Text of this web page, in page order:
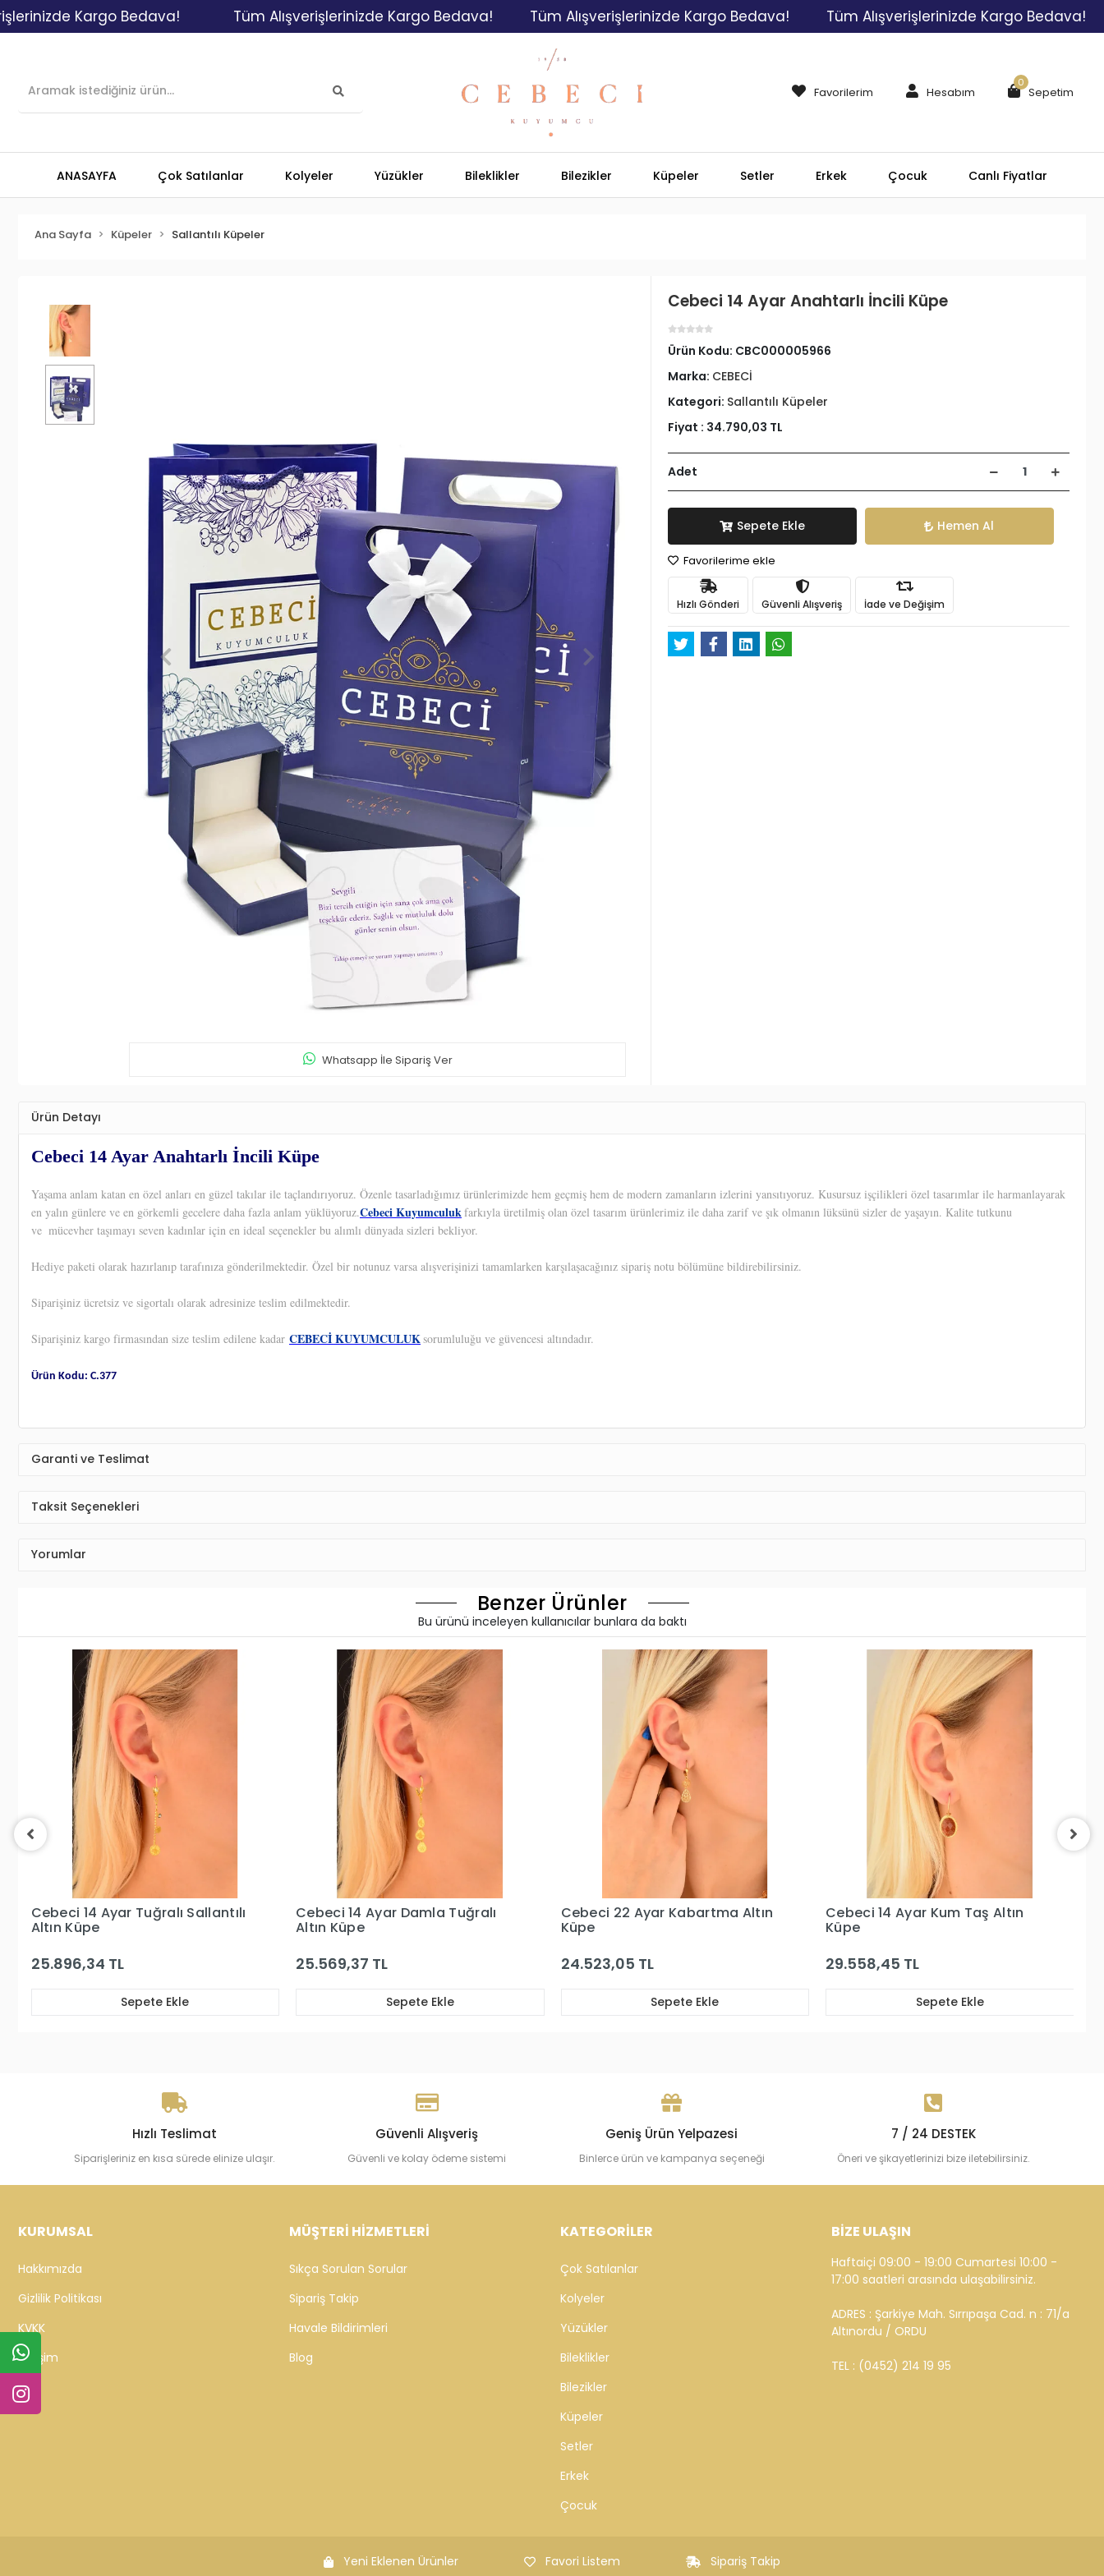
Kargo Bedava! Tüm Alışverişlerinizde Kargo Bedava! Tüm Alışverişlerinizde Kargo Bedava! Tüm Alışverişlerinizde Kargo Bedava!
Favorilerim Hesabım Sepetim
0
ANASAYFA Çok Satılanlar Kolyeler Yüzükler Bileklikler Bilezikler Küpeler Setler Erkek Çocuk Canlı Fiyatlar
Ana Sayfa Küpeler Sallantılı Küpeler
Whatsapp İle Sipariş Ver
Cebeci 14 Ayar Anahtarlı İncili Küpe
Ürün Kodu: CBC000005966
Marka: CEBECİ
Kategori: Sallantılı Küpeler
Fiyat : 34.790,03 TL
Adet
Sepete Ekle Hemen Al
Favorilerime ekle
Hızlı Gönderi Güvenli Alışveriş İade ve Değişim
Ürün Detayı
Cebeci 14 Ayar Anahtarlı İncili Küpe
Yaşama anlam katan en özel anları en güzel takılar ile taçlandırıyoruz. Özenle tasarladığımız ürünlerimizde hem geçmiş hem de modern zamanların izlerini yansıtıyoruz. Kusursuz işçilikleri özel tasarımlar ile harmanlayarak
en yalın günlere ve en görkemli gecelere daha fazla anlam yüklüyoruz.Cebeci Kuyumculukfarkıyla üretilmiş olan özel tasarım ürünlerimiz ile daha zarif ve şık olmanın lüksünü sizler de yaşayın. Kalite tutkunu
ve mücevher taşımayı seven kadınlar için en ideal seçenekler bu alımlı dünyada sizleri bekliyor.
Hediye paketi olarak hazırlanıp tarafınıza gönderilmektedir. Özel bir notunuz varsa alışverişinizi tamamlarken karşılaşacağınız sipariş notu bölümüne bildirebilirsiniz.
Siparişiniz ücretsiz ve sigortalı olarak adresinize teslim edilmektedir.
Siparişiniz kargo firmasından size teslim edilene kadar CEBECİ KUYUMCULUKsorumluluğu ve güvencesi altındadır.
Ürün Kodu: C.377
Garanti ve Teslimat
Taksit Seçenekleri
Yorumlar
Benzer Ürünler
Bu ürünü inceleyen kullanıcılar bunlara da baktı
Cebeci 14 Ayar Damla Tuğralı
Altın Küpe
25.569,37 TL
Sepete Ekle
Cebeci 22 Ayar Kabartma Altın
Küpe
24.523,05 TL
Sepete Ekle
Cebeci 14 Ayar Kum Taş Altın
Küpe
29.558,45 TL
Sepete Ekle
Cebeci 14 Ayar Kahverengi Taşlı
Set Küpe
33.416,74 TL
Sepete Ekle
Hızlı Teslimat
Siparişleriniz en kısa sürede elinize ulaşır.
Güvenli Alışveriş
Güvenli ve kolay ödeme sistemi
Geniş Ürün Yelpazesi
Binlerce ürün ve kampanya seçeneği
7 / 24 DESTEK
Öneri ve şikayetlerinizi bize iletebilirsiniz.
KURUMSAL
Hakkımızda
Gizlilik Politikası
KVKK
İletişim
MÜŞTERİ HİZMETLERİ
Sıkça Sorulan Sorular
Sipariş Takip
Havale Bildirimleri
Blog
KATEGORİLER
Çok Satılanlar
Kolyeler
Yüzükler
Bileklikler
Bilezikler
Küpeler
Setler
Erkek
Çocuk
BİZE ULAŞIN
Haftaiçi 09:00 - 19:00 Cumartesi 10:00 -
17:00 saatleri arasında ulaşabilirsiniz.
ADRES : Şarkiye Mah. Sırrıpaşa Cad. n : 71/a
Altınordu / ORDU
TEL : (0452) 214 19 95
Yeni Eklenen Ürünler Favori Listem Sipariş Takip